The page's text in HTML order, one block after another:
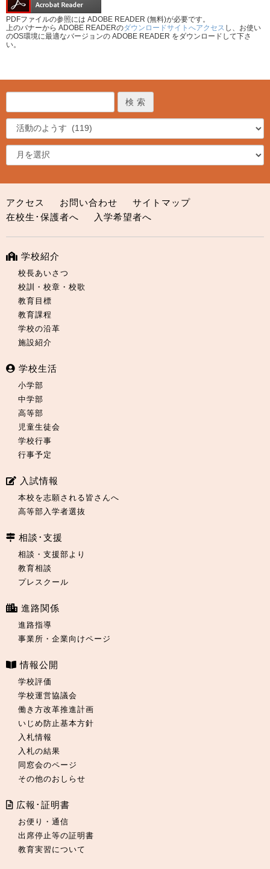
PDFファイルの参照には ADOBE READER (無料)が必要です。
上のバナーから ADOBE READERのダウンロードサイトへアクセス し、お使い
のOS環境に最適なバージョンの ADOBE READER をダウンロードして下さ
い。
アクセス お問い合わせ
サイトマップ
在校生･保護者へ
入学希望者へ
学校紹介
校長あいさつ
校訓・校章・校歌
教育目標
教育課程
学校の沿革
施設紹介
学校生活
小学部
中学部
高等部
児童生徒会
学校行事
行事予定
入試情報
本校を志願される皆さんへ
高等部入学者選抜
相談･支援
相談・支援部より
教育相談
プレスクール
進路関係
進路指導
事業所・企業向けページ
情報公開
学校評価
学校運営協議会
働き方改革推進計画
いじめ防止基本方針
入札情報
入札の結果
同窓会のページ
その他のおしらせ
広報･証明書
お便り・通信
出席停止等の証明書
教育実習について